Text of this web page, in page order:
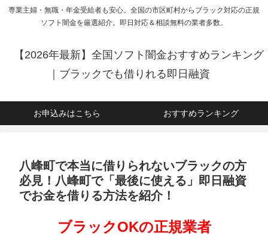
専業主婦・無職・年金受給者も安心。全国の市区町村からブラック対応の正規
ソフト闇金を厳選紹介。即日対応＆相談無料の業者多数。
【2026年最新】全国ソフト闇金おすすめランキング
｜ブラックでも借りれる即日融資
お申込みはこちら おすすめランキング
八峰町で本当に借りられないブラックの方
必見！八峰町で「最後に使える」即日融資
でお金を借りる方法を紹介！
ブラックOKの正規業者